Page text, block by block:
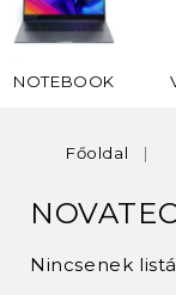
NOTEBOOK
Főoldal
Nincsenek